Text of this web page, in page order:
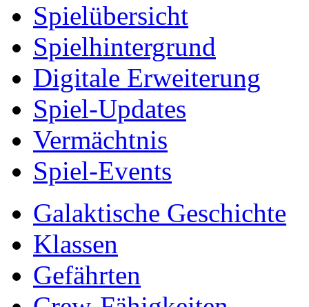
Spielübersicht
Spielhintergrund
Digitale Erweiterung
Spiel-Updates
Vermächtnis
Spiel-Events
Galaktische Geschichte
Klassen
Gefährten